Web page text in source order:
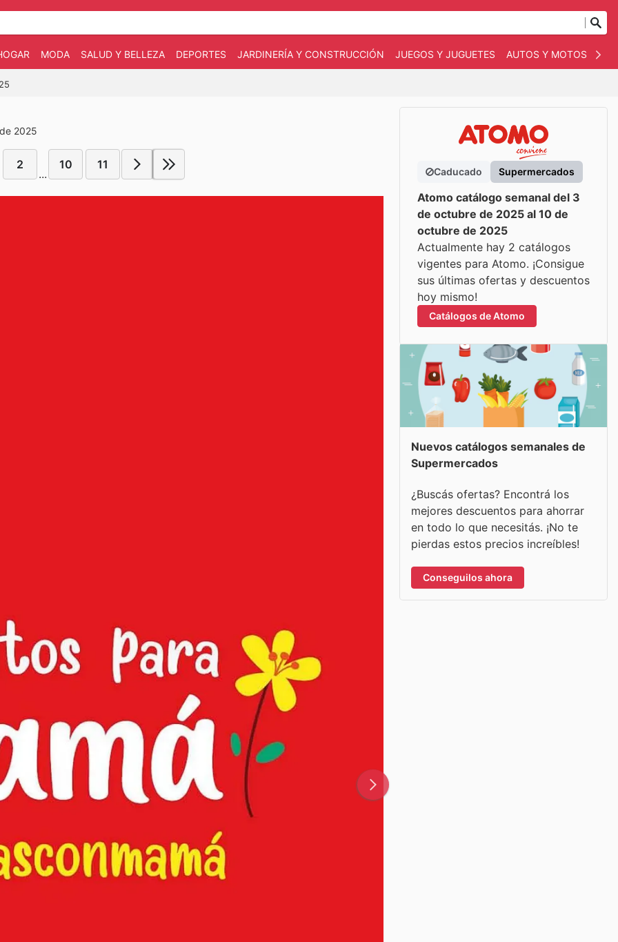
MODA SALUD Y BELLEZA DEPORTES JARDINERÍA Y CONSTRUCCIÓN JUEGOS Y JUGUETES AUTOS Y MOTOS
2025
2
...
10 11
Caducado Supermercados
Atomo catálogo semanal del 3
de octubre de 2025 al 10 de
octubre de 2025
Actualmente hay 2 catálogos
vigentes para Atomo. ¡Consigue
sus últimas ofertas y descuentos
hoy mismo!
Catálogos de Atomo
Nuevos catálogos semanales de
Supermercados
¿Buscás ofertas? Encontrá los
mejores descuentos para ahorrar
en todo lo que necesitás. ¡No te
pierdas estos precios increíbles!
Conseguilos ahora